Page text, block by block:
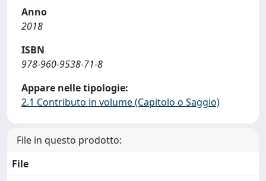
Anno
2018
ISBN
978-960-9538-71-8
Appare nelle tipologie:
2.1 Contributo in volume (Capitolo o Saggio)
File in questo prodotto:
File